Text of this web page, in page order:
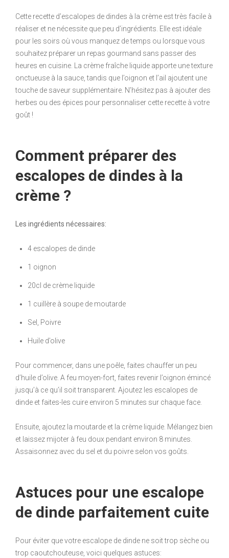
Cette recette d’escalopes de dindes à la crème est très facile à
réaliser et ne nécessite que peu d’ingrédients. Elle est idéale
pour les soirs où vous manquez de temps ou lorsque vous
souhaitez préparer un repas gourmand sans passer des
heures en cuisine. La crème fraîche liquide apporte une texture
onctueuse à la sauce, tandis que l’oignon et l’ail ajoutent une
touche de saveur supplémentaire. N’hésitez pas à ajouter des
herbes ou des épices pour personnaliser cette recette à votre
goût !
Comment préparer des
escalopes de dindes à la
crème ?
Les ingrédients nécessaires:
4 escalopes de dinde
1 oignon
20cl de crème liquide
1 cuillère à soupe de moutarde
Sel, Poivre
Huile d’olive
Pour commencer, dans une poêle, faites chauffer un peu
d’huile d’olive. A feu moyen-fort, faites revenir l’oignon émincé
jusqu’à ce qu’il soit transparent. Ajoutez les escalopes de
dinde et faites-les cuire environ 5 minutes sur chaque face.
Ensuite, ajoutez la moutarde et la crème liquide. Mélangez bien
et laissez mijoter à feu doux pendant environ 8 minutes.
Assaisonnez avec du sel et du poivre selon vos goûts.
Astuces pour une escalope
de dinde parfaitement cuite
Pour éviter que votre escalope de dinde ne soit trop sèche ou
trop caoutchouteuse, voici quelques astuces: